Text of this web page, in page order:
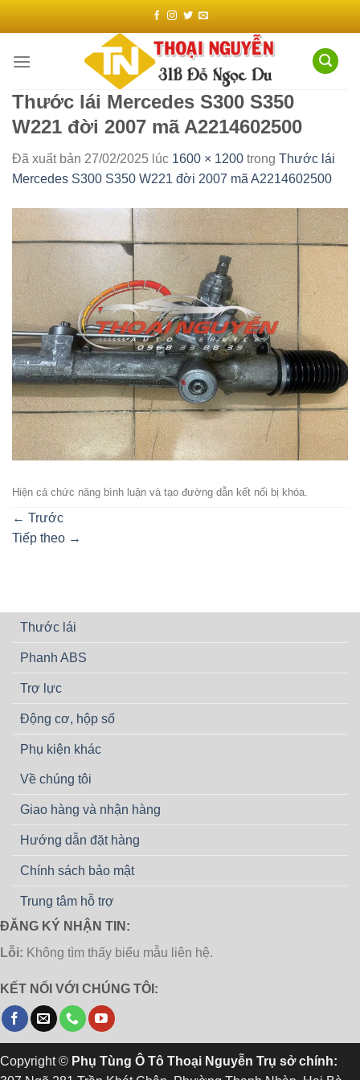
dung
Thước lái Mercedes S300 S350
W221 đời 2007 mã A2214602500
Đã xuất bản 27/02/2025 lúc 1600 × 1200 trong Thước lái
Mercedes S300 S350 W221 đời 2007 mã A2214602500
Hiện cả chức năng bình luận và tạo đường dẫn kết nối bị khóa.
← Trước
Tiếp theo →
Thước lái
Phanh ABS
Trợ lực
Động cơ, hộp số
Phụ kiện khác
Về chúng tôi
Giao hàng và nhận hàng
Hướng dẫn đặt hàng
Chính sách bảo mật
Trung tâm hỗ trợ
ĐĂNG KÝ NHẬN TIN:
Lỗi: Không tìm thấy biểu mẫu liên hệ.
KẾT NỐI VỚI CHÚNG TÔI:
Copyright © Phụ Tùng Ô Tô Thoại Nguyễn Trụ sở chính: